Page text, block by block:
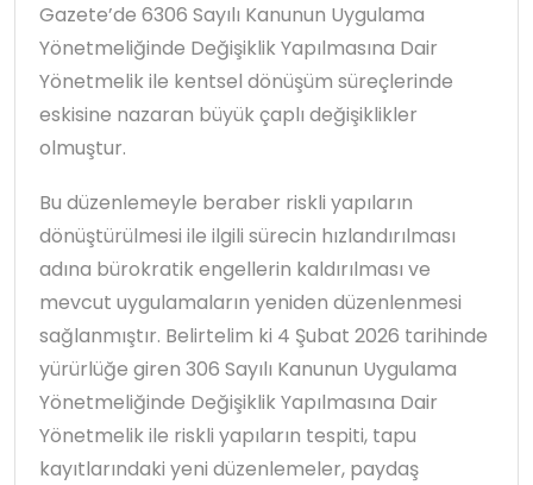
Gazete’de 6306 Sayılı Kanunun Uygulama
Yönetmeliğinde Değişiklik Yapılmasına Dair
Yönetmelik ile kentsel dönüşüm süreçlerinde
eskisine nazaran büyük çaplı değişiklikler
olmuştur.
Bu düzenlemeyle beraber riskli yapıların
dönüştürülmesi ile ilgili sürecin hızlandırılması
adına bürokratik engellerin kaldırılması ve
mevcut uygulamaların yeniden düzenlenmesi
sağlanmıştır. Belirtelim ki 4 Şubat 2026 tarihinde
yürürlüğe giren 306 Sayılı Kanunun Uygulama
Yönetmeliğinde Değişiklik Yapılmasına Dair
Yönetmelik ile riskli yapıların tespiti, tapu
kayıtlarındaki yeni düzenlemeler, paydaş